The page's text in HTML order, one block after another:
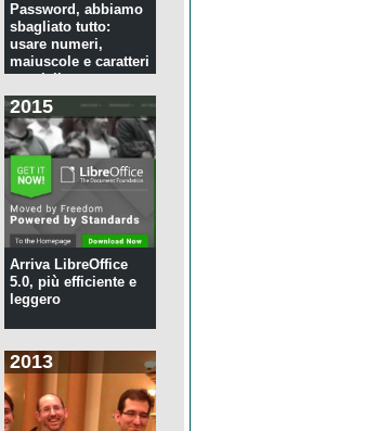
Password, abbiamo
sbagliato tutto:
usare numeri,
maiuscole e caratteri
speciali ...
2015
Arriva LibreOffice
5.0, più efficiente e
leggero
2013